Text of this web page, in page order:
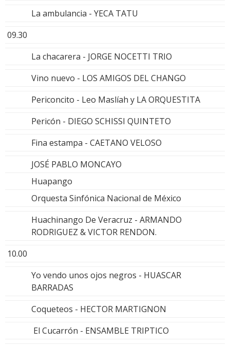
La ambulancia - YECA TATU
09.30
La chacarera - JORGE NOCETTI TRIO
Vino nuevo - LOS AMIGOS DEL CHANGO
Periconcito - Leo Maslíah y LA ORQUESTITA
Pericón - DIEGO SCHISSI QUINTETO
Fina estampa - CAETANO VELOSO
JOSÉ PABLO MONCAYO
Huapango
Orquesta Sinfónica Nacional de México
Huachinango De Veracruz - ARMANDO
RODRIGUEZ & VICTOR RENDON.
10.00
Yo vendo unos ojos negros - HUASCAR
BARRADAS
Coqueteos - HECTOR MARTIGNON
El Cucarrón - ENSAMBLE TRIPTICO